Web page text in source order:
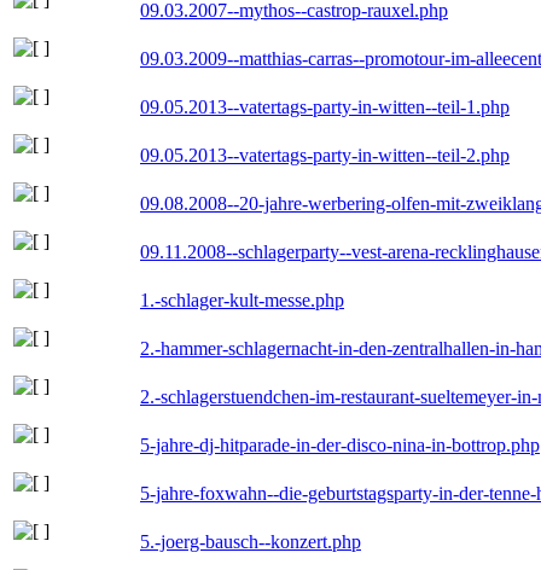
09.03.2007--mythos--castrop-rauxel.php
09.03.2009--matthias-carras--promotour-im-
09.05.2013--vatertags-party-in-witten--teil-1.php
09.05.2013--vatertags-party-in-witten--teil-2.php
09.08.2008--20-jahre-werbering-olfen-mit-
09.11.2008--schlagerparty--vest-arena-
1.-schlager-kult-messe.php
2.-hammer-schlagernacht-in-den-zentralhallen-in-
2.-schlagerstuendchen-im-restaurant-sueltemeyer-
5-jahre-dj-hitparade-in-der-disco-nina-in-bottrop.php
5-jahre-foxwahn--die-geburtstagsparty-in-der-tenne-
5.-joerg-bausch--konzert.php